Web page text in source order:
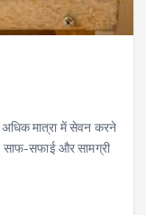
अधिक मात्रा में सेवन करने
साफ-सफाई और सामग्री